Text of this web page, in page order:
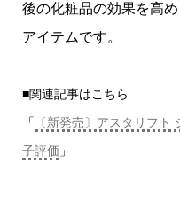
後の化粧品の効果を高
アイテムです。
■関連記事はこちら
「
〔新発売〕アスタリフ
子評価 」